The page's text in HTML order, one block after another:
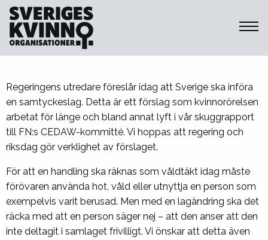
Sveriges Kvinnoorganisationer
Regeringens utredare föreslår idag att Sverige ska införa
en samtyckeslag. Detta är ett förslag som kvinnorörelsen
arbetat för länge och bland annat lyft i vår skuggrapport
till FN:s CEDAW-kommitté. Vi hoppas att regering och
riksdag gör verklighet av förslaget.
För att en handling ska räknas som våldtäkt idag måste
förövaren använda hot, våld eller utnyttja en person som
exempelvis varit berusad. Men med en lagändring ska det
räcka med att en person säger nej – att den anser att den
inte deltagit i samlaget frivilligt. Vi önskar att detta även